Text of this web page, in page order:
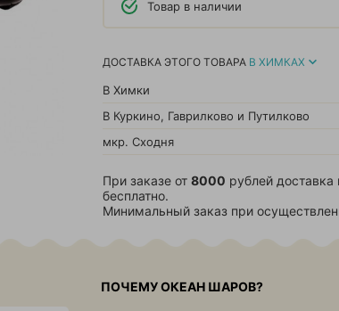
Товар в наличии
ДОСТАВКА ЭТОГО ТОВАРА В ХИМКАХ
В Химки
В Куркино, Гаврилково и Путилково
мкр. Сходня
При заказе от 8000 рублей
бесплатно.
Минимальный заказ при
ПОЧЕМУ ОКЕАН ШАРОВ?